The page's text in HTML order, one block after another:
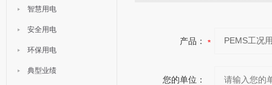
智慧用电
安全用电
环保用电
典型业绩
产品：
您的单位：